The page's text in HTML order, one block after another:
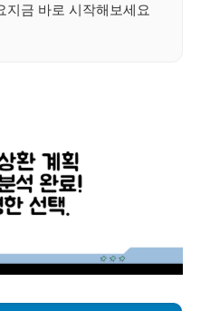
지금 바로 시작해보세요